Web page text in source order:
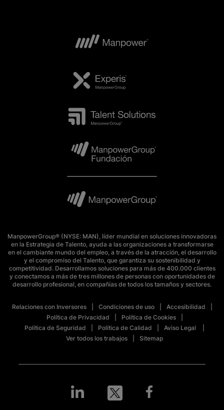
ManpowerGroup® (NYSE: MAN), líder mundial en soluciones innovadoras
en la Estrategia de Talento, ayuda a las organizaciones a transformarse
en el cambiante mundo del empleo, a través de la atracción, el desarrollo
y el compromiso del Talento, que garantiza su sostenibilidad y
competitividad. Desarrollamos soluciones para más de 400.000 clientes
y conectamos a más de tres millones de personas con oportunidades de
desarrollo profesional, en compañías de todos los tamaños y sectores.
Relaciones con Inversores Condiciones de uso
Accesibilidad
Política de Privacidad
Política de Cookies
Política de Seguridad
Política de Calidad
Aviso Legal
Ver todos los trabajos
Sitemap